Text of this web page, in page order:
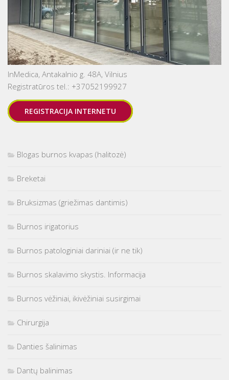
InMedica, Antakalnio g. 48A, Vilnius
Registratūros tel.: +37052199927
REGISTRACIJA INTERNETU
Blogas burnos kvapas (halitozė)
Breketai
Bruksizmas (griežimas dantimis)
Burnos irigatorius
Burnos patologiniai dariniai (ir ne tik)
Burnos skalavimo skystis. Informacija
Burnos vėžiniai, ikivėžiniai susirgimai
Chirurgija
Danties šalinimas
Dantų balinimas